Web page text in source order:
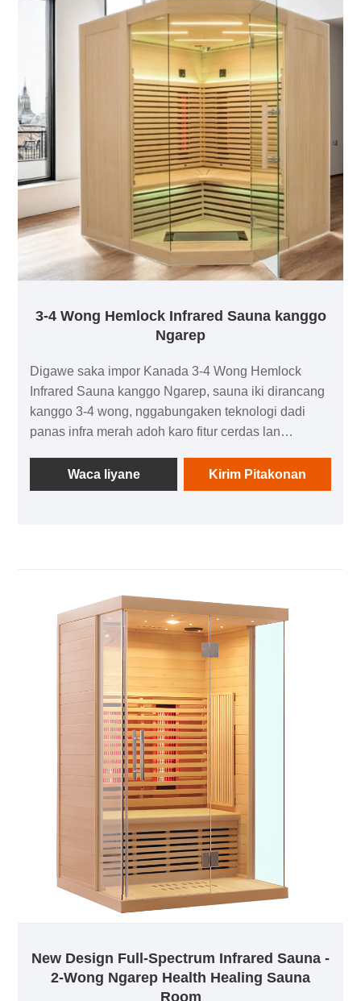
3-4 Wong Hemlock Infrared Sauna kanggo
Ngarep
Digawe saka impor Kanada 3-4 Wong Hemlock
Infrared Sauna kanggo Ngarep, sauna iki dirancang
kanggo 3-4 wong, nggabungaken teknologi dadi
panas infra merah adoh karo fitur cerdas lan
kesehatan lan istirahat, nggawe ruang sauna pribadi
eksklusif kanggo kulawarga sing sadar kualitas. Ora
Waca liyane Kirim Pitakonan
New Design Full-Spectrum Infrared Sauna -
2-Wong Ngarep Health Healing Sauna
Room